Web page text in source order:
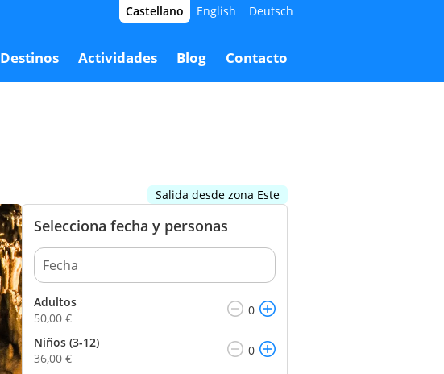
Destinos Actividades Blog Contacto
Castellano English Deutsch
50,00 € 36,00 € Reservar
Salida desde zona Este
Selecciona fecha y personas
Adultos
50,00 €
Niños (3-12)
36,00 €